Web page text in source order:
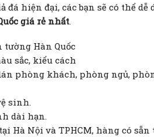
đá hiện đại, các bạn sẽ có thể
giá rẻ nhất.
tường Hàn Quốc
sắc, kiểu cách
phòng khách, phòng ngủ,
sinh.
dài hạn.
Hà Nội và TPHCM, hàng có